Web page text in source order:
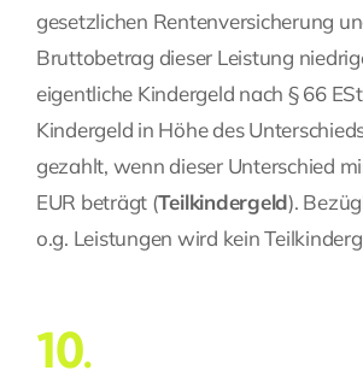
gesetzlichen Rentenversicherung
Bruttobetrag dieser Leistung
eigentliche Kindergeld nach § 66
Kindergeld in Höhe des
gezahlt, wenn dieser Unterschied
EUR beträgt (Teilkindergeld).
o.g. Leistungen wird kein
10.